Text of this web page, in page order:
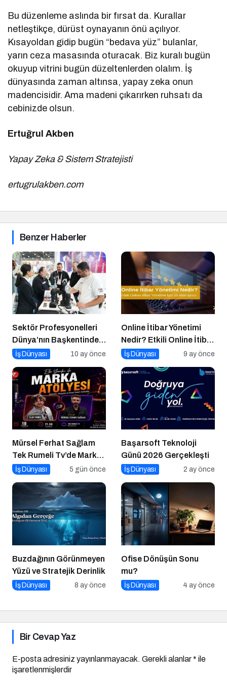
Bu düzenleme aslında bir fırsat da. Kurallar
netleştikçe, dürüst oynayanın önü açılıyor.
Kısayoldan gidip bugün “bedava yüz” bulanlar,
yarın ceza masasında oturacak. Biz kuralı bugün
okuyup vitrini bugün düzeltenlerden olalım. İş
dünyasında zaman altınsa, yapay zeka onun
madencisidir. Ama madeni çıkarırken ruhsatı da
cebinizde olsun.
Ertuğrul Akben
Yapay Zeka & Sistem Stratejisti
ertugrulakben.com
Benzer Haberler
Sektör Profesyonelleri
Dünya’nın Başkentinde
Buluşacak!
İş Dünyası 10 ay önce
Online İtibar Yönetimi
Nedir? Etkili Online İtibar
Yönetimi İçin 10 Altın
İş Dünyası 9 ay önce
Mürsel Ferhat Sağlam
Tek Rumeli Tv’de Marka
Atölyesi Programına
İş Dünyası 5 gün önce
Başarsoft Teknoloji
Günü 2026 Gerçekleşti
İş Dünyası 2 ay önce
Buzdağının Görünmeyen
Yüzü ve Stratejik Derinlik
İş Dünyası 8 ay önce
Ofise Dönüşün Sonu
mu?
İş Dünyası 4 ay önce
Bir Cevap Yaz
E-posta adresiniz yayınlanmayacak. Gerekli alanlar* ile
işaretlenmişlerdir